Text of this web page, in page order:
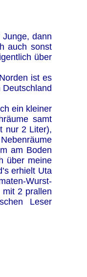
dann
auch sonst
über
ist es
ein kleiner
samt
nur 2 Liter),
am Boden
über meine
erhielt Uta
Wurst-
mit 2 prallen
Leser